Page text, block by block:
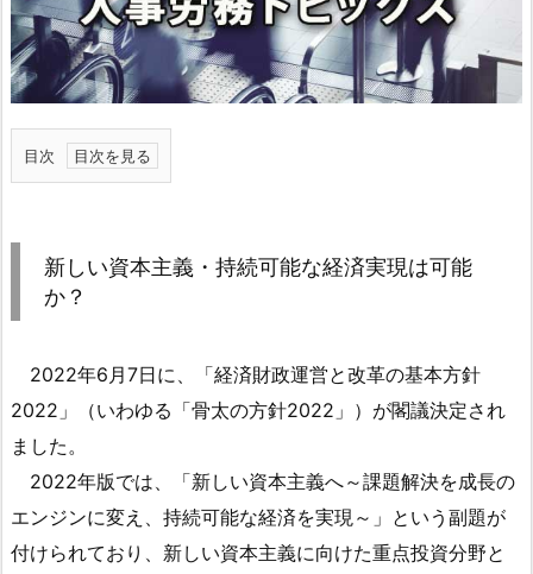
目次
1.
い
資
主
義・
持
能
な
新しい資本主義・持続可能な経済実現は可能
か？
2022年6月7日に、「経済財政運営と改革の基本方針
2022」（いわゆる「骨太の方針2022」）が閣議決定され
ました。
2022年版では、「新しい資本主義へ～課題解決を成長の
エンジンに変え、持続可能な経済を実現～」という副題が
付けられており、新しい資本主義に向けた重点投資分野と